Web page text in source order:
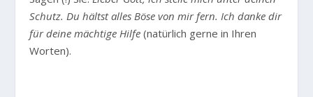
Schutz. Du hältst alles Böse von mir fern. Ich danke dir
für deine mächtige Hilfe (natürlich gerne in Ihren
Worten).